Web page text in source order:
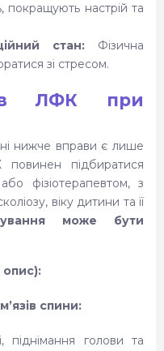
покращують настрій та
стан: Фізична
зі стресом.
ЛФК при
нижче вправи є лише
підбиратися
фізіотерапевтом, з
віку дитини та її
може бути
опис):
спини:
голови та